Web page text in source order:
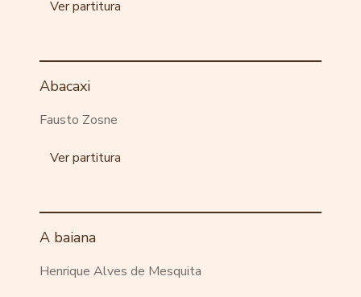
Ver partitura
Abacaxi
Fausto Zosne
Ver partitura
A baiana
Henrique Alves de Mesquita